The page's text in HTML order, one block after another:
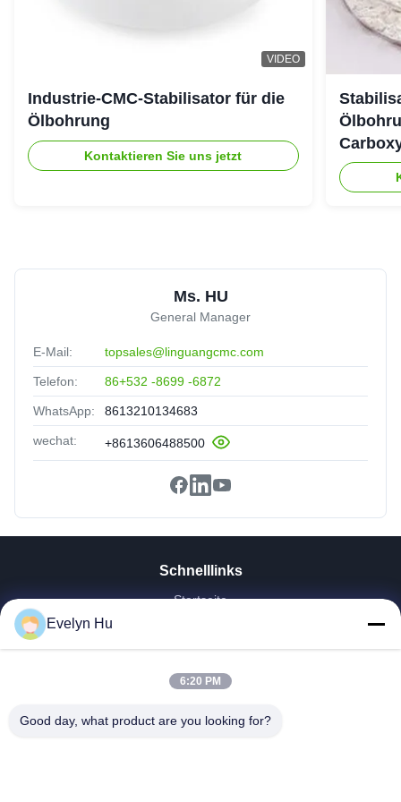
★★★★★
★★★★★
dissolve quickly, no cake and impurities. Highly
recomended.
VIDEO
Industrie-CMC-Stabilisator für die
Ölbohrung
Kontaktieren Sie uns jetzt
Ms. HU
General Manager
E-Mail: topsales@linguangcmc.com
Telefon: 86+532 -8699 -6872
WhatsApp: 8613210134683
wechat: +8613606488500
Schnelllinks
Startseite
VR Show
Über Uns
Fabrik Tour
Qualitätskontrolle
Evelyn Hu
6:20 PM
Good day, what product are you looking for?